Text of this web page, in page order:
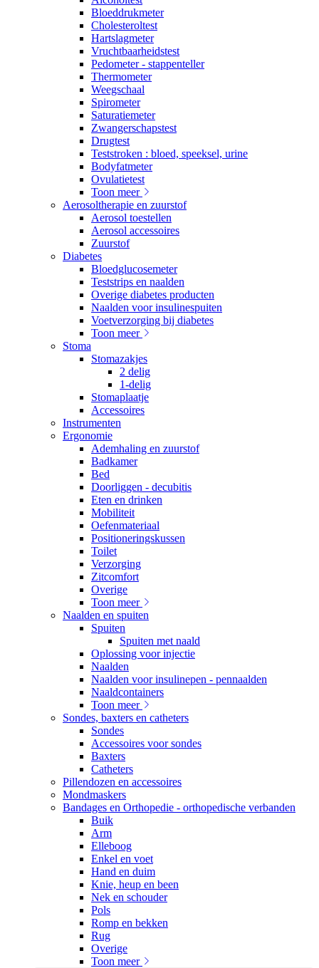
Bloeddrukmeter
Cholesteroltest
Hartslagmeter
Vruchtbaarheidstest
Pedometer - stappenteller
Thermometer
Weegschaal
Spirometer
Saturatiemeter
Zwangerschapstest
Drugtest
Teststroken : bloed, speeksel, urine
Bodyfatmeter
Ovulatietest
Toon meer
Aerosoltherapie en zuurstof
Aerosol toestellen
Aerosol accessoires
Zuurstof
Diabetes
Bloedglucosemeter
Teststrips en naalden
Overige diabetes producten
Naalden voor insulinespuiten
Voetverzorging bij diabetes
Toon meer
Stoma
Stomazakjes
2 delig
1-delig
Stomaplaatje
Accessoires
Instrumenten
Ergonomie
Ademhaling en zuurstof
Badkamer
Bed
Doorliggen - decubitis
Eten en drinken
Mobiliteit
Oefenmateriaal
Positioneringskussen
Toilet
Verzorging
Zitcomfort
Overige
Toon meer
Naalden en spuiten
Spuiten
Spuiten met naald
Oplossing voor injectie
Naalden
Naalden voor insulinepen - pennaalden
Naaldcontainers
Toon meer
Sondes, baxters en catheters
Sondes
Accessoires voor sondes
Baxters
Catheters
Pillendozen en accessoires
Mondmaskers
Bandages en Orthopedie - orthopedische verbanden
Buik
Arm
Elleboog
Enkel en voet
Hand en duim
Knie, heup en been
Nek en schouder
Pols
Romp en bekken
Rug
Overige
Toon meer